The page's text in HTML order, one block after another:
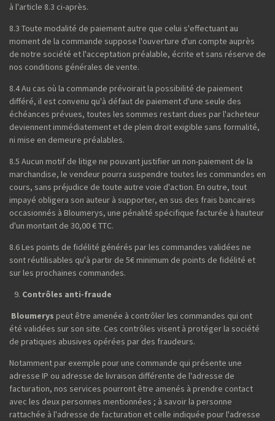
à l'article 8.3 ci-après.
8.3 Toute modalité de paiement autre que celui s'effectuant au
moment de la commande suppose l'ouverture d'un compte auprès
de notre société et l'acceptation préalable, écrite et sans réserve de
nos conditions générales de vente.
8.4 Au cas où la commande prévoirait la possibilité de paiement
différé, il est convenu qu'à défaut de paiement d'une seule des
échéances prévues, toutes les sommes restant dues par l'acheteur
deviennent immédiatement et de plein droit exigible sans formalité,
ni mise en demeure préalables.
8.5 Aucun motif de litige ne pouvant justifier un non-paiement de la
marchandise, le vendeur pourra suspendre toutes les commandes en
cours, sans préjudice de toute autre voie d'action. En outre, tout
impayé obligera son auteur à supporter, en sus des frais bancaires
occasionnés à Bloumerys, une pénalité spécifique facturée à hauteur
d'un montant de 30,00 € TTC.
8.6 Les points de fidélité générés par les commandes validées ne
sont réutilisables qu'à partir de 5€ minimum de points de fidélité et
sur les prochaines commandes.
Contrôles anti-fraude
Bloumerys peut être amenée à contrôler les commandes qui ont
été validées sur son site. Ces contrôles visent à protéger la société
de pratiques abusives opérées par des fraudeurs.
Notamment par exemple pour une commande qui présente une
adresse IP ou adresse de livraison différente de l'adresse de
facturation, nos services pourront être amenés à prendre contact
avec les deux personnes mentionnées ; à savoir la personne
rattachée à l'adresse de facturation et celle indiquée pour l'adresse